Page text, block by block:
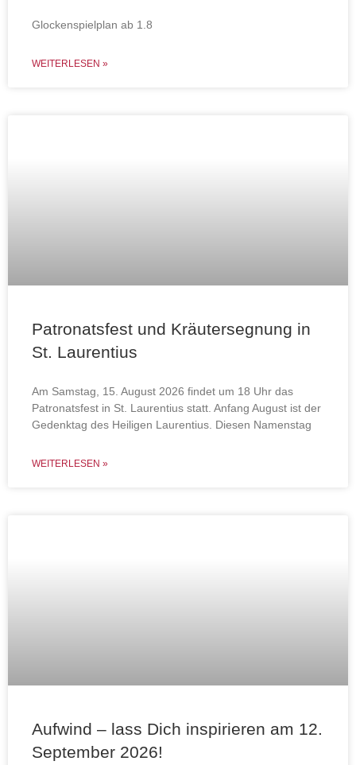
Glockenspielplan ab 1.8
WEITERLESEN »
Patronatsfest und Kräutersegnung in
St. Laurentius
Am Samstag, 15. August 2026 findet um 18 Uhr das
Patronatsfest in St. Laurentius statt. Anfang August ist der
Gedenktag des Heiligen Laurentius. Diesen Namenstag
WEITERLESEN »
Aufwind – lass Dich inspirieren am 12.
September 2026!